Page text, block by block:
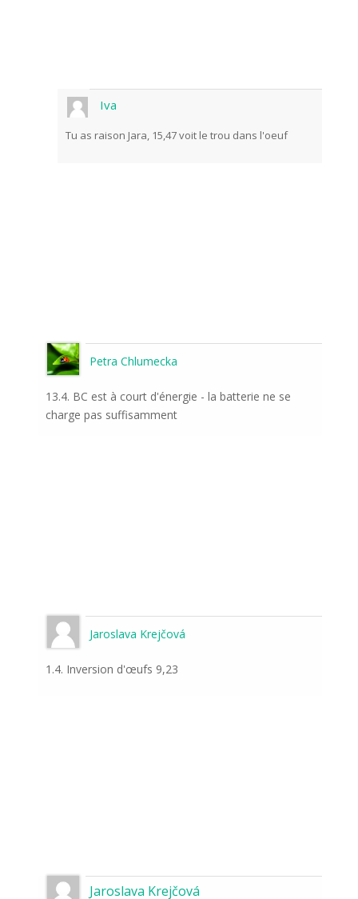
Iva
Tu as raison Jara, 15,47 voit le trou dans l'oeuf
Petra Chlumecka
13.4. BC est à court d'énergie - la batterie ne se
charge pas suffisamment
Jaroslava Krejčová
1.4. Inversion d'œufs 9,23
Jaroslava Krejčová